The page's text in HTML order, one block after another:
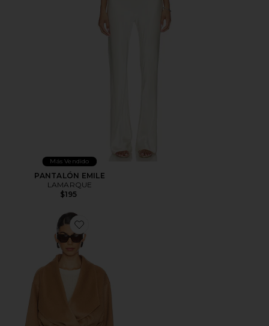
Más Vendido
PANTALÓN EMILE
LAMARQUE
$195
Favorite CHAQUETA MEKIA